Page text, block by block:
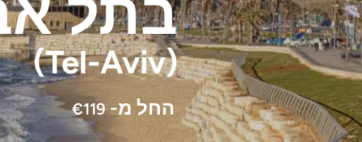
(Tel-Aviv)
החל מ- €119